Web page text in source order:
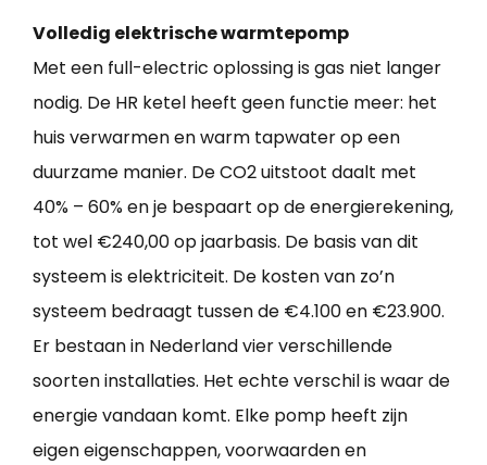
Volledig elektrische warmtepomp
Met een full-electric oplossing is gas niet langer
nodig. De HR ketel heeft geen functie meer: het
huis verwarmen en warm tapwater op een
duurzame manier. De CO2 uitstoot daalt met
40% – 60% en je bespaart op de energierekening,
tot wel €240,00 op jaarbasis. De basis van dit
systeem is elektriciteit. De kosten van zo’n
systeem bedraagt tussen de €4.100 en €23.900.
Er bestaan in Nederland vier verschillende
soorten installaties. Het echte verschil is waar de
energie vandaan komt. Elke pomp heeft zijn
eigen eigenschappen, voorwaarden en